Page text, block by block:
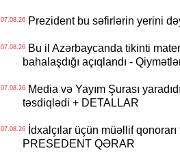
07.08.26Prezident bu səfirlərin yerini
07.08.26Bu il Azərbaycanda tikinti
bahalaşdığı açıqlandı -
07.08.26Media və Yayım Şurası
təsdiqlədi + DETALLAR
07.08.26İdxalçılar üçün müəllif
PRESEDENT QƏRAR